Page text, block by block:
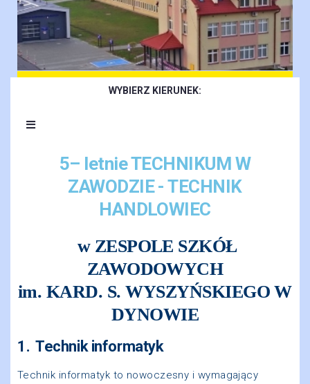
WYBIERZ KIERUNEK:
5– letnie TECHNIKUM W
ZAWODZIE - TECHNIK
HANDLOWIEC
w ZESPOLE SZKÓŁ
ZAWODOWYCH
im. KARD. S. WYSZYŃSKIEGO W
DYNOWIE
1. Technik informatyk
Technik informatyk to nowoczesny i wymagający